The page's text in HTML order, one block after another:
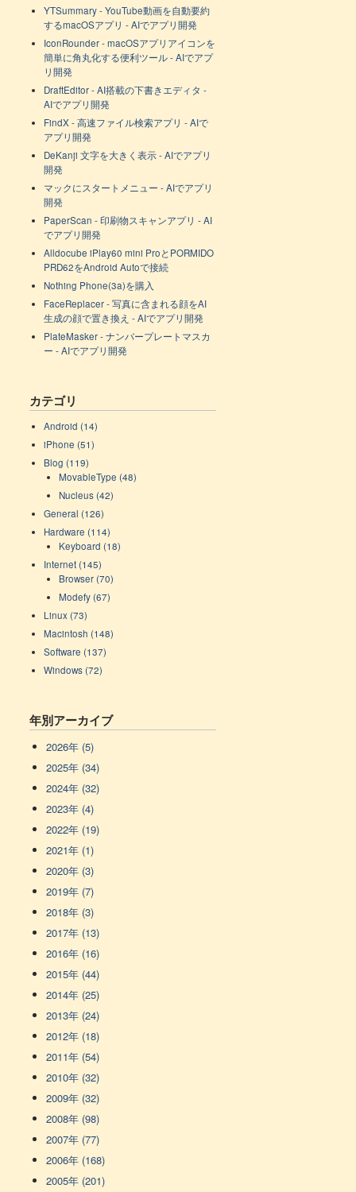
YTSummary - YouTube動画を自動要約
するmacOSアプリ - AIでアプリ開発
IconRounder - macOSアプリアイコンを
簡単に角丸化する便利ツール - AIでアプ
リ開発
DraftEditor - AI搭載の下書きエディタ -
AIでアプリ開発
FindX - 高速ファイル検索アプリ - AIで
アプリ開発
DeKanji 文字を大きく表示 - AIでアプリ
開発
マックにスタートメニュー - AIでアプリ
開発
PaperScan - 印刷物スキャンアプリ - AI
でアプリ開発
Alldocube iPlay60 mini ProとPORMIDO
PRD62をAndroid Autoで接続
Nothing Phone(3a)を購入
FaceReplacer - 写真に含まれる顔をAI
生成の顔で置き換え - AIでアプリ開発
PlateMasker - ナンバープレートマスカ
ー - AIでアプリ開発
カテゴリ
Android (14)
iPhone (51)
Blog (119)
MovableType (48)
Nucleus (42)
General (126)
Hardware (114)
Keyboard (18)
Internet (145)
Browser (70)
Modefy (67)
Linux (73)
Macintosh (148)
Software (137)
Windows (72)
年別アーカイブ
2026年 (5)
2025年 (34)
2024年 (32)
2023年 (4)
2022年 (19)
2021年 (1)
2020年 (3)
2019年 (7)
2018年 (3)
2017年 (13)
2016年 (16)
2015年 (44)
2014年 (25)
2013年 (24)
2012年 (18)
2011年 (54)
2010年 (32)
2009年 (32)
2008年 (98)
2007年 (77)
2006年 (168)
2005年 (201)